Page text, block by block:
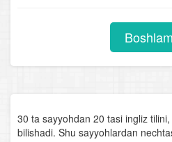
Parametrli chiziqli tenglamalar
30 ta sayyohdan 20 tasi ingliz
bilishadi. Shu sayyohlardan